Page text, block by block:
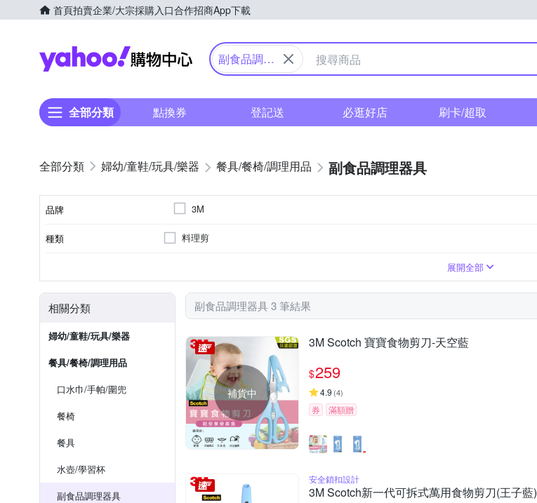
首頁拍賣企業/大宗採購入口合作招商App下載
Yahoo購物中心
副食品調理
全部分類 點換券 登記送 必逛好店 刷卡/超取
婦幼/童鞋/玩具/樂器 餐具/餐椅/調理用品 副食品調理器具
品牌 3M
種類 料理剪
展開全部
相關分類
婦幼/童鞋/玩具/樂器
餐具/餐椅/調理用品
口水巾/手帕/圍兜
餐椅
餐具
水壺/學習杯
副食品調理器具
副食品調理器具 3 筆結果
補貨中
3M Scotch 寶寶食物剪刀-天空藍
$259
4.9 (4)
券 滿額贈
安全鎖扣設計
3M Scotch新一代可拆式萬用食物剪刀(王子藍)